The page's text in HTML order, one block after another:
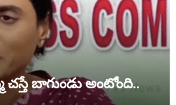
బాగుండు అంటోంది..